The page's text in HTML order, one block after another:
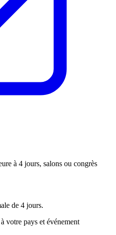
à 4 jours, salons ou congrès
de 4 jours.
votre pays et événement